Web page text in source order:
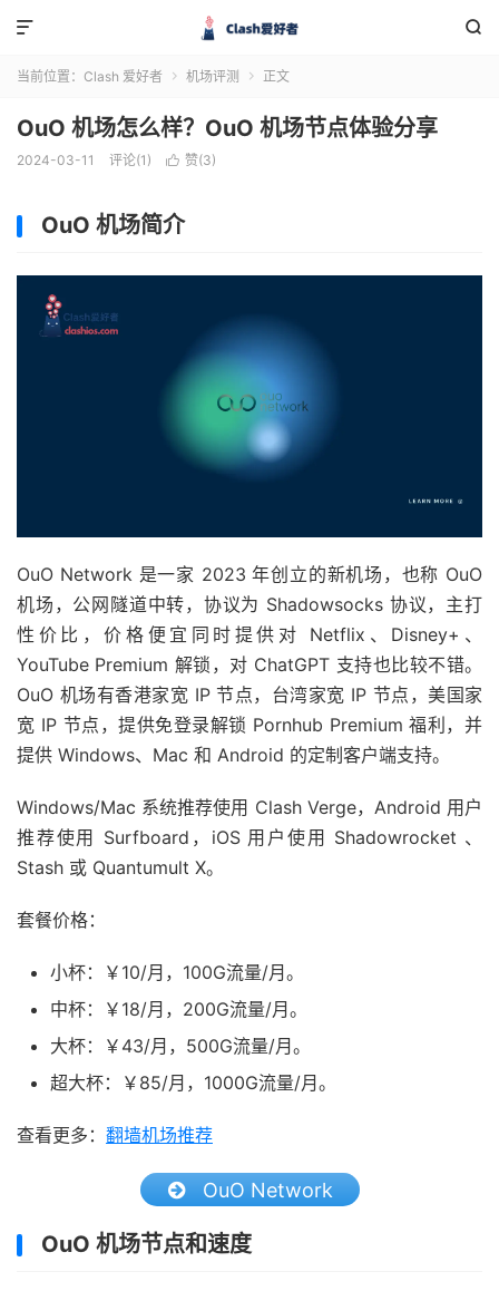


当前位置： Clash 爱好者  机场评测  正文
OuO 机场怎么样？OuO 机场节点体验分享
2024-03-11 评论(1)  赞(3)
OuO 机场简介
OuO Network 是一家 2023 年创立的新机场，也称 OuO
机场，公网隧道中转，协议为 Shadowsocks 协议，主打
性价比，价格便宜同时提供对 Netflix、Disney+、
YouTube Premium 解锁，对 ChatGPT 支持也比较不错。
OuO 机场有香港家宽 IP 节点，台湾家宽 IP 节点，美国家
宽 IP 节点，提供免登录解锁 Pornhub Premium 福利，并
提供 Windows、Mac 和 Android 的定制客户端支持。
Windows/Mac 系统推荐使用 Clash Verge，Android 用户
推荐使用 Surfboard，iOS 用户使用 Shadowrocket 、
Stash 或 Quantumult X。
套餐价格：
小杯：￥10/月，100G流量/月。
中杯：￥18/月，200G流量/月。
大杯：￥43/月，500G流量/月。
超大杯：￥85/月，1000G流量/月。
查看更多： 翻墙机场推荐
OuO Network
OuO 机场节点和速度